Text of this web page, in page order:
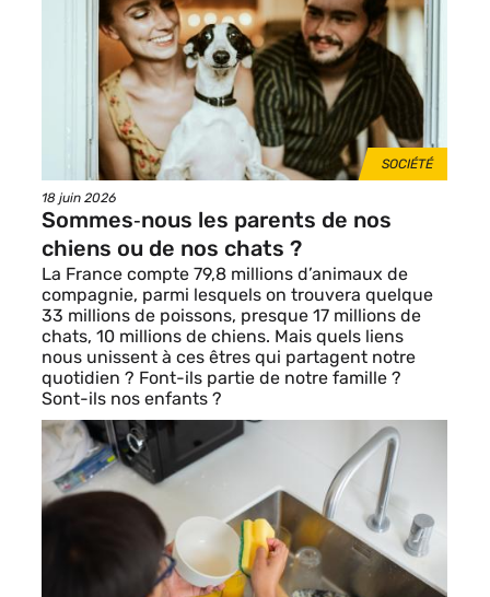
vignette
THÈMES
SOCIÉTÉ
Date
de
publication
18 juin 2026
Sommes‑nous les parents de nos
chiens ou de nos chats ?
La France compte 79,8 millions d’animaux de
compagnie, parmi lesquels on trouvera quelque
33 millions de poissons, presque 17 millions de
chats, 10 millions de chiens. Mais quels liens
nous unissent à ces êtres qui partagent notre
quotidien ? Font-ils partie de notre famille ?
Sont-ils nos enfants ?
Image
vignette